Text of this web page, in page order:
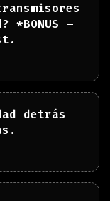
–
detrás